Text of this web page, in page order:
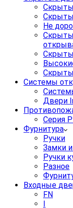
Не
Системы
Двери
Серия
Фурнитура
Ручки
Замки
Ручки
Разное
Входные
FN